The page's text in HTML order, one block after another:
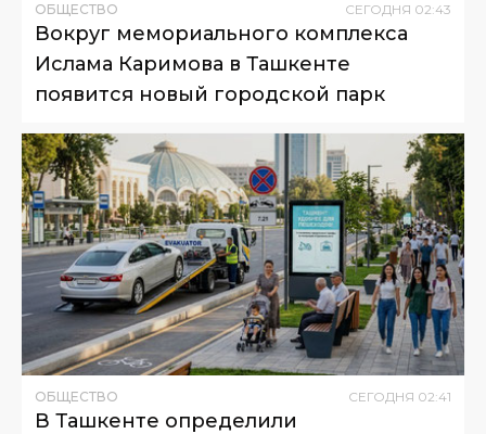
ОБЩЕСТВО СЕГОДНЯ 02:43
Вокруг мемориального комплекса
Ислама Каримова в Ташкенте
появится новый городской парк
ОБЩЕСТВО СЕГОДНЯ 02:41
В Ташкенте определили